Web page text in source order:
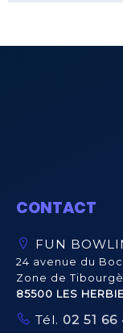
CONTACT
FUN
24 avenue du
Zone de
85500 LES
Tél. 02 51 66